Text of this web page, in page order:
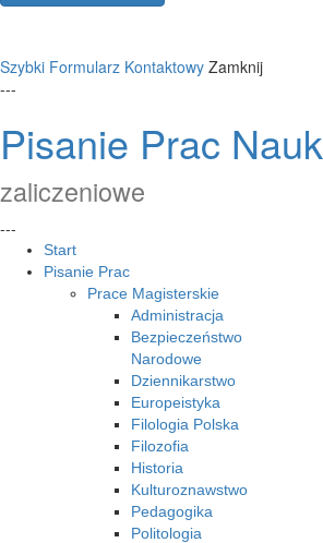
Szybki Formularz Kontaktowy Zamknij
---
Pisanie Prac
zaliczeniowe
---
Start
Pisanie Prac
Prace Magisterskie
Administracja
Bezpieczeństwo
Narodowe
Dziennikarstwo
Europeistyka
Filologia Polska
Filozofia
Historia
Kulturoznawstwo
Pedagogika
Politologia